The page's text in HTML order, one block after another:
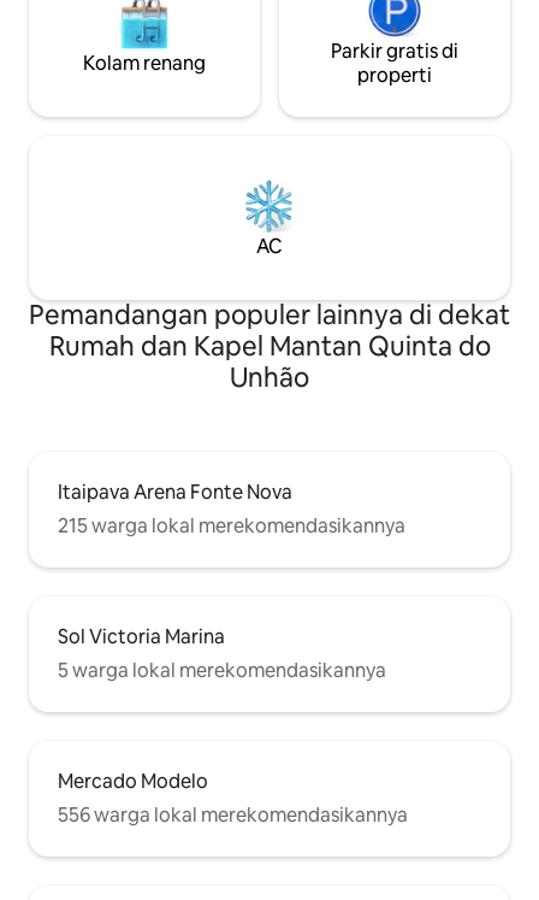
Kolam renang
Parkir gratis di
properti
AC
Pemandangan populer lainnya di dekat
Rumah dan Kapel Mantan Quinta do
Unhão
Itaipava Arena Fonte Nova
215 warga lokal merekomendasikannya
Sol Victoria Marina
5 warga lokal merekomendasikannya
Mercado Modelo
556 warga lokal merekomendasikannya